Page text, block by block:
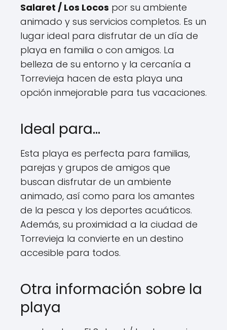
Salaret / Los Locos por su ambiente
animado y sus servicios completos. Es un
lugar ideal para disfrutar de un día de
playa en familia o con amigos. La
belleza de su entorno y la cercanía a
Torrevieja hacen de esta playa una
opción inmejorable para tus vacaciones.
Ideal para…
Esta playa es perfecta para familias,
parejas y grupos de amigos que
buscan disfrutar de un ambiente
animado, así como para los amantes
de la pesca y los deportes acuáticos.
Además, su proximidad a la ciudad de
Torrevieja la convierte en un destino
accesible para todos.
Otra información sobre la
playa